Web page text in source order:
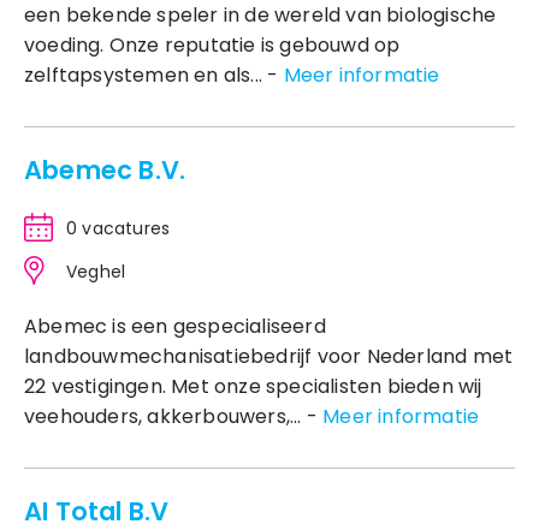
een bekende speler in de wereld van biologische
voeding. Onze reputatie is gebouwd op
zelftapsystemen en als... - Meer informatie
Abemec B.V.
0 vacatures
Veghel
Abemec is een gespecialiseerd
landbouwmechanisatiebedrijf voor Nederland met
22 vestigingen. Met onze specialisten bieden wij
veehouders, akkerbouwers,... - Meer informatie
AI Total B.V